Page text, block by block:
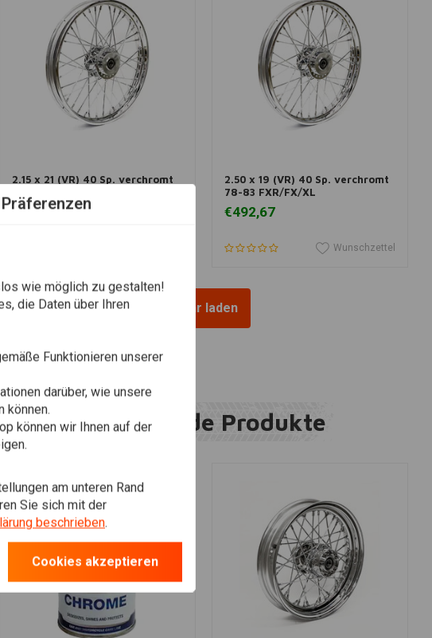
2.15 x 21 (VR) 40 Sp. verchromt
€541,38
2.50 x 19 (VR) 40 Sp. verchromt
78-83 FXR/FX/XL
€492,67
Wunschzettel
Mehr laden
Ergänzende Produkte
Präferenzen
wie möglich zu gestalten!
die Daten über Ihren
Funktionieren unserer
darüber, wie unsere
können.
können wir Ihnen auf der
am unteren Rand
Sie sich mit der
beschrieben.
Cookies akzeptieren